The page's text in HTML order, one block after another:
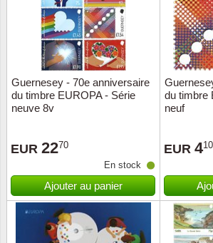
Guernesey - 70e anniversaire
du timbre EUROPA - Série
neuve 8v
EUR 2270
En stock
Ajouter au panier
du timbre
neuf
EUR 410